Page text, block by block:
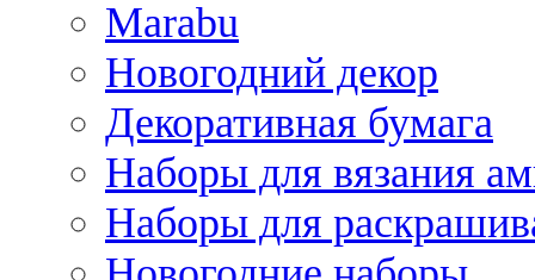
Marabu
Новогодний декор
Декоративная бумага
Наборы для вязания
Наборы для